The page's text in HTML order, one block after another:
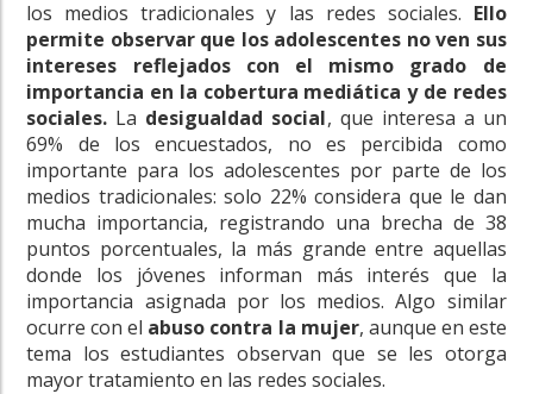
los medios tradicionales y las redes sociales. Ello
permite observar que los adolescentes no ven sus
intereses reflejados con el mismo grado de
importancia en la cobertura mediática y de redes
sociales. La desigualdad social, que interesa a un
69% de los encuestados, no es percibida como
importante para los adolescentes por parte de los
medios tradicionales: solo 22% considera que le dan
mucha importancia, registrando una brecha de 38
puntos porcentuales, la más grande entre aquellas
donde los jóvenes informan más interés que la
importancia asignada por los medios. Algo similar
ocurre con el abuso contra la mujer, aunque en este
tema los estudiantes observan que se les otorga
mayor tratamiento en las redes sociales.